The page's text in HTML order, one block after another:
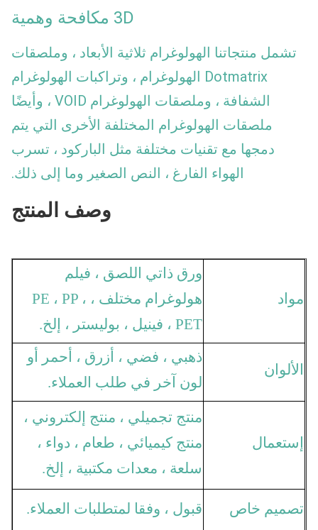
3D مكافحة وهمية
تشمل منتجاتنا الهولوغرام ثلاثية الأبعاد ، وملصقات
Dotmatrix الهولوغرام ، وتراكبات الهولوغرام
الشفافة ، وملصقات الهولوغرام VOID ، وأيضًا
ملصقات الهولوغرام المختلفة الأخرى التي يتم
دمجها مع تقنيات مختلفة مثل الباركود ، تسرب
الهواء الفارغ ، النص الصغير وما إلى ذلك.
وصف المنتج
مواد
ورق ذاتي اللصق ، فيلم
هولوغرام مختلف ، PE ، PP ،
PET ، فينيل ، بوليستر ، إلخ.
الألوان
ذهبي ، فضي ، أزرق ، أحمر أو
لون آخر في طلب العملاء.
إستعمال
منتج تجميلي ، منتج إلكتروني ،
منتج كيميائي ، طعام ، دواء ،
سلعة ، معدات مكتبية ، إلخ.
تصميم خاص قبول ، وفقا لمتطلبات العملاء.